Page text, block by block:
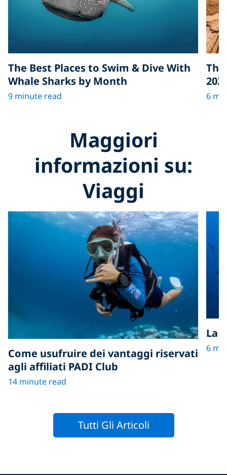
The Best Places to Swim & Dive With
Whale Sharks by Month
9 minute read 6
Maggiori
informazioni su:
Viaggi
Come usufruire dei vantaggi riservati
agli affiliati PADI Club
14 minute read
La
6
Tutti Gli Articoli